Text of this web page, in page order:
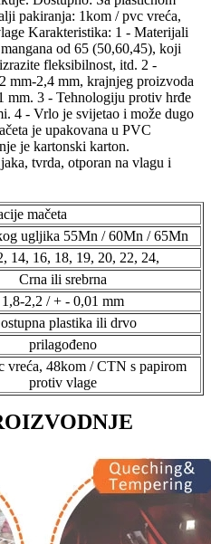
pakiranja: 1kom / pvc vreća,
Karakteristika: 1 - Materijali
od 65 (50,60,45), koji
fleksibilnost, itd. 2 -
mm-2,4 mm, krajnjeg proizvoda
mm. 3 - Tehnologiju protiv hrđe
4 - Vrlo je svijetao i može dugo
je upakovana u PVC
je kartonski karton.
tvrda, otporan na vlagu i
mačeta
ugljika 55Mn / 60Mn / 65Mn
14, 16, 18, 19, 20, 22, 24,
Crna ili srebrna
1,8-2,2 / + - 0,01 mm
plastika ili drvo
prilagođeno
vreća, 48kom / CTN s papirom
protiv vlage